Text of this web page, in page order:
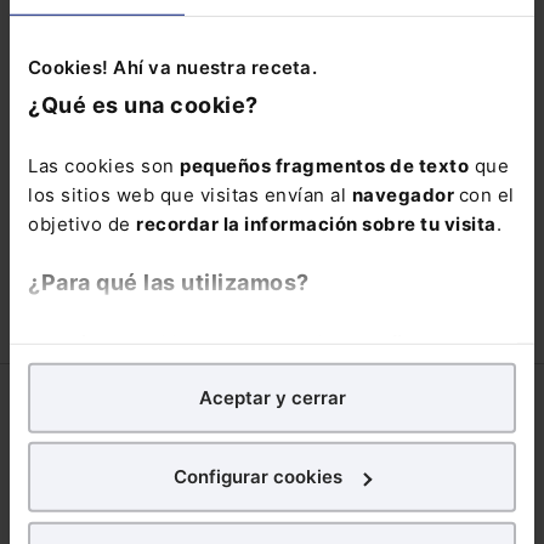
Cookies! Ahí va nuestra receta.
¿Qué es una cookie?
Las cookies son pequeños fragmentos de texto que
los sitios web que visitas envían al navegador con el
objetivo de recordar la información sobre tu visita.
¿Para qué las utilizamos?
analíticospara tratar demejorar tu experienciaen
nuestra página web. También con fines publicitarios,
para poder mostrarte publicidad y contenidos de tu
¿Qué puedes hacer?
Aceptar y cerrar
Configurar cookies
pierdas está oportunidad y
adquiere tu acceso con un
descuento.
110,00€ 66,00€
COMPRAR
Trabaja con nosotros